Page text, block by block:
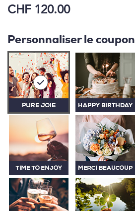
CHF 120.00
Personnaliser le coupon